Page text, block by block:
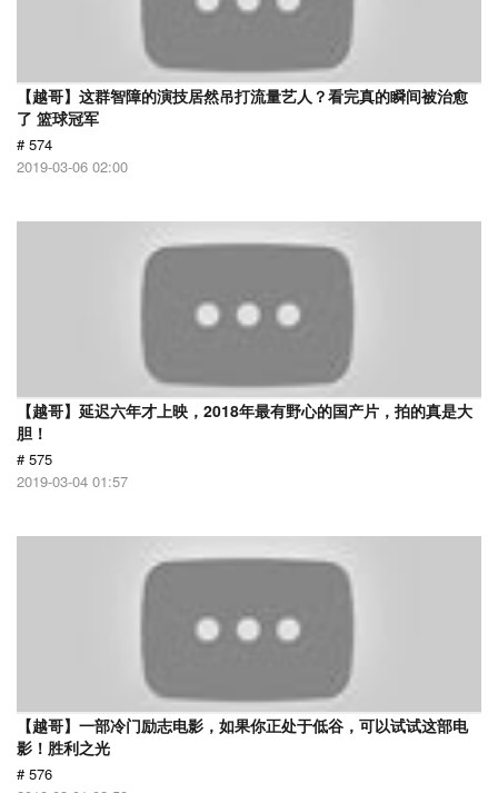
【越哥】这群智障的演技居然吊打流量艺人？看完真的瞬间被治愈
了 篮球冠军
# 574
2019-03-06 02:00
【越哥】延迟六年才上映，2018年最有野心的国产片，拍的真是大
胆！
# 575
2019-03-04 01:57
【越哥】一部冷门励志电影，如果你正处于低谷，可以试试这部电
影！胜利之光
# 576